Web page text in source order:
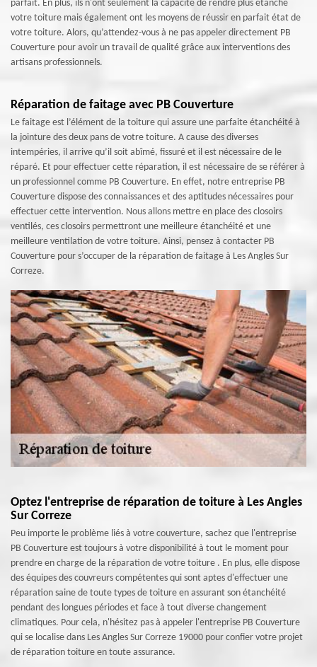
parfait. En plus, ils n'ont seulement la capacité de rendre plus étanche
votre toiture mais également ont les moyens de réussir en parfait état de
votre toiture. Alors, qu’attendez-vous à ne pas appeler directement PB
Couverture pour avoir un travail de qualité grâce aux interventions des
artisans professionnels.
Réparation de faitage avec PB Couverture
Le faitage est l’élément de la toiture qui assure une parfaite étanchéité à
la jointure des deux pans de votre toiture. A cause des diverses
intempéries, il arrive qu’il soit abîmé, fissuré et il est nécessaire de le
réparé. Et pour effectuer cette réparation, il est nécessaire de se référer à
un professionnel comme PB Couverture. En effet, notre entreprise PB
Couverture dispose des connaissances et des aptitudes nécessaires pour
effectuer cette intervention. Nous allons mettre en place des closoirs
ventilés, ces closoirs permettront une meilleure étanchéité et une
meilleure ventilation de votre toiture. Ainsi, pensez à contacter PB
Couverture pour s’occuper de la réparation de faitage à Les Angles Sur
Correze.
Optez l'entreprise de réparation de toiture à Les Angles
Sur Correze
Peu importe le problème liés à votre couverture, sachez que l'entreprise
PB Couverture est toujours à votre disponibilité à tout le moment pour
prendre en charge de la réparation de votre toiture . En plus, elle dispose
des équipes des couvreurs compétentes qui sont aptes d'effectuer une
réparation saine de toute types de toiture en assurant son étanchéité
pendant des longues périodes et face à tout diverse changement
climatiques. Pour cela, n'hésitez pas à appeler l'entreprise PB Couverture
qui se localise dans Les Angles Sur Correze 19000 pour confier votre projet
de réparation toiture en toute assurance.